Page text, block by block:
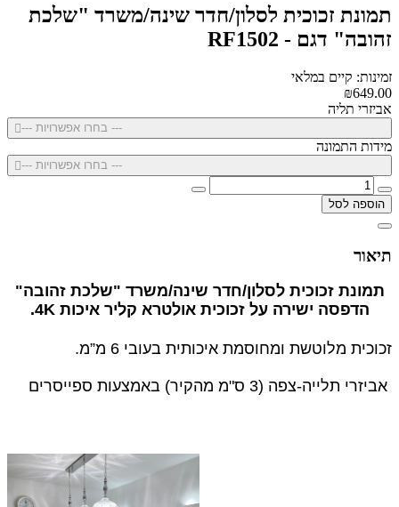
תמונת זכוכית לסלון/חדר שינה/משרד "שלכת
זהובה" דגם - RF1502
זמינות: קיים במלאי
₪649.00
אביזרי תליה
--- בחרו אפשרויות ---
מידות התמונה
--- בחרו אפשרויות ---
הוספה לסל
תיאור
תמונת זכוכית לסלון/חדר שינה/משרד "שלכת זהובה"
הדפסה ישירה על זכוכית אולטרא קליר איכות 4K.
זכוכית מלוטשת ומחוסמת איכותית בעובי 6 מ”מ.
אביזרי תלייה-צפה (3 ס"מ מהקיר) באמצעות ספייסרים